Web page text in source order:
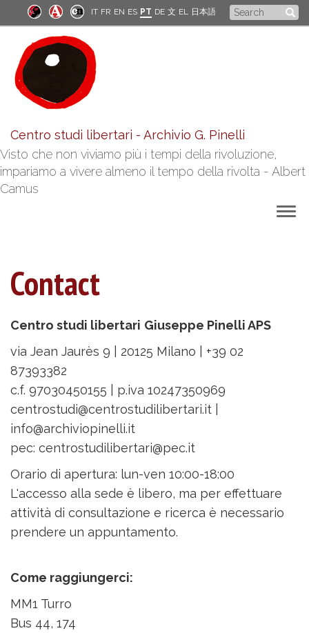
to
main
content
Search
IT FR EN ES PT DE 文 EL 日本語
Centro studi libertari - Archivio G. Pinelli
Visto che non viviamo più i tempi della rivoluzione,
impariamo a vivere almeno il tempo della rivolta - Albert
Camus
Contact
Centro studi libertari Giuseppe Pinelli APS
via Jean Jaurès 9 | 20125 Milano |
+39 02
87393382
c.f. 97030450155 | p.iva 10247350969
centrostudi@centrostudilibertari.it |
info@archiviopinelli.it
pec: centrostudilibertari@pec.it
Orario di apertura: lun-ven 10:00-18:00
L'accesso alla sede è libero, ma per effettuare
attività di consultazione e ricerca è necessario
prendere un appuntamento.
Come raggiungerci:
MM1 Turro
Bus 44, 174